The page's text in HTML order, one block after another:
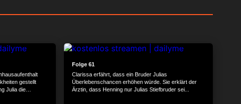
gestellt
Julia die
Folge 61
Clarissa erfährt, dass ein Bruder Julias
Überlebenschancen erhöhen würde. Sie erklärt der
Ärztin, dass Henning nur Julias Stiefbruder sei...